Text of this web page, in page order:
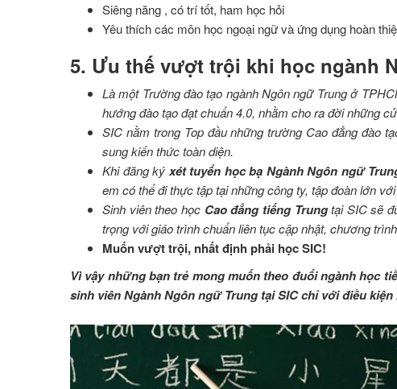
Siêng năng , có trí tốt, ham học hỏi
Yêu thích các môn học ngoại ngữ và ứng dụng hoàn
5. Ưu thế vượt trội khi học ngành
Là mộtTrường đào tạo ngành Ngôn ngữ Trung ở
hướng đào tạo đạt chuẩn 4.0, nhằm cho ra đời những
SIC nằm trong Top đầu những trường Cao đẳng đào
sung kiến thức toàn diện.
Khi đăng ký xét tuyển học bạ Ngành Ngôn ngữ
em có thể đi thực tập tại những công ty, tập đoàn lớn
Sinh viên theo học Cao đẳng tiếng Trungtại SIC sẽ
trọng với giáo trình chuẩn liên tục cập nhật, chương
Muốn vượt trội, nhất định phải học SIC!
Vì vậy những bạn trẻ mong muốn theo đuổi ngành học
sinh viên Ngành Ngôn ngữ Trung tại SIC chỉ với điều